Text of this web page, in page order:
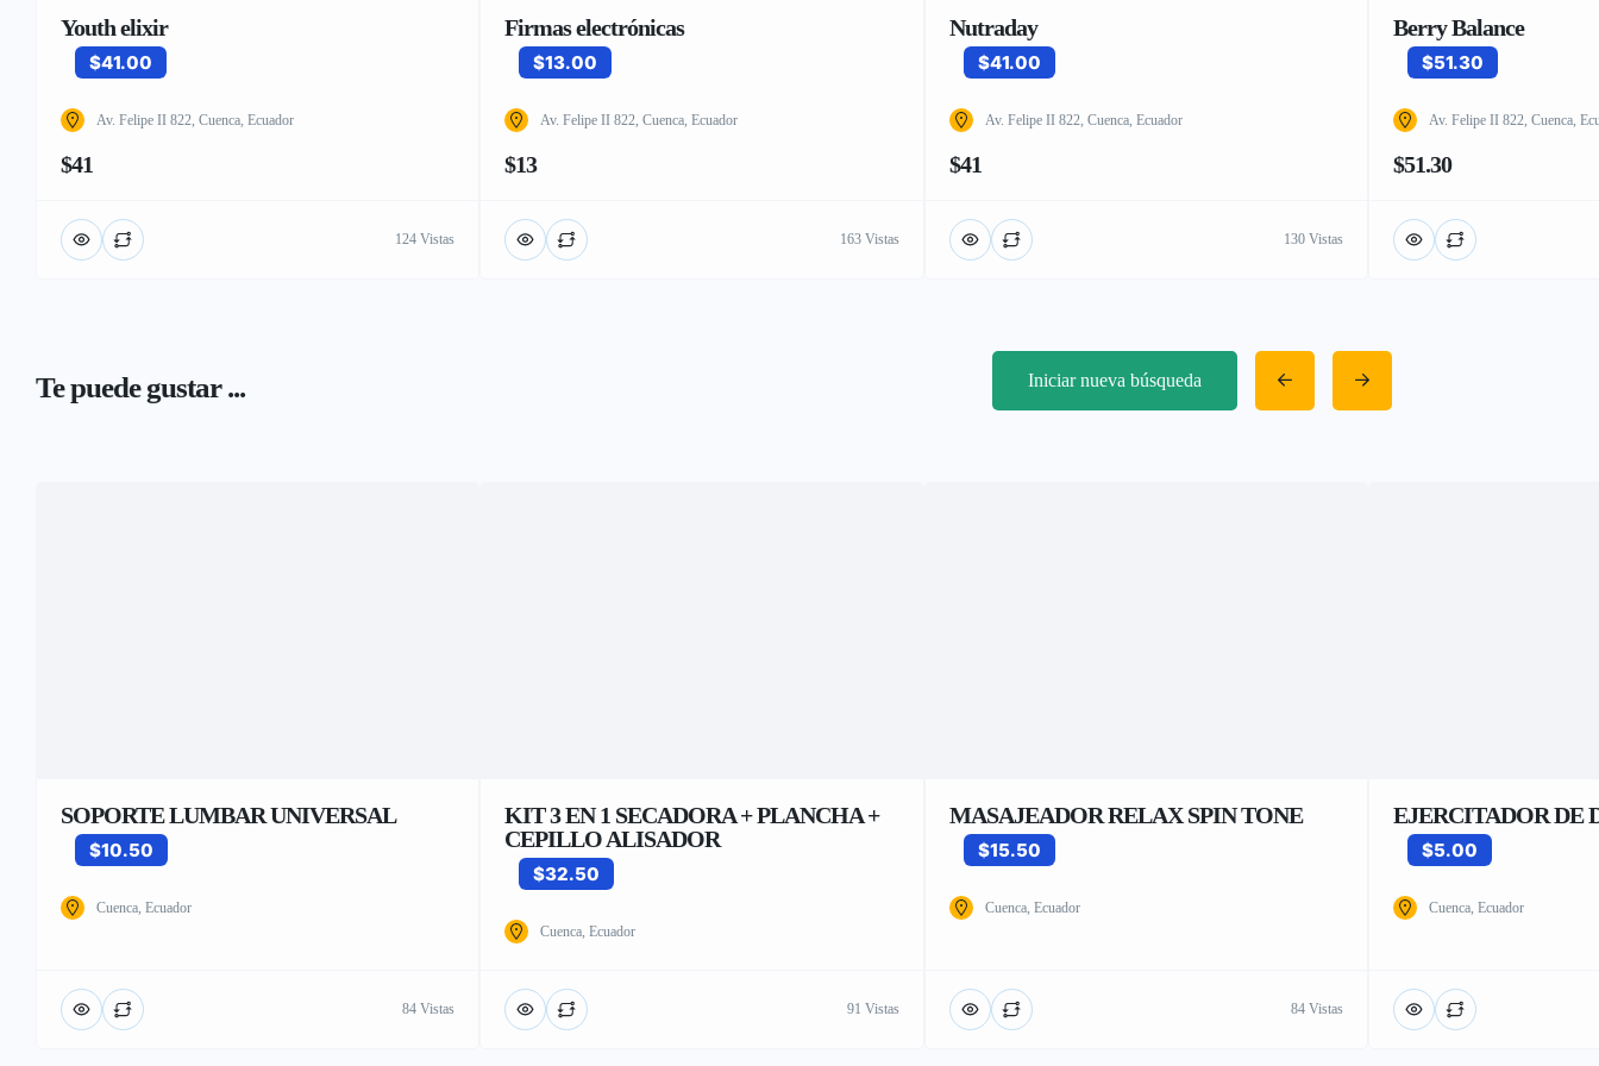
Youth elixir
$41.00
Av. Felipe II 822, Cuenca, Ecuador
$41
124 Vistas
Firmas electrónicas
$13.00
Av. Felipe II 822, Cuenca, Ecuador
$13
163 Vistas
Nutraday
$41.00
Av. Felipe II 822, Cuenca, Ecuador
$41
130 Vistas
Berry Balance
$51.30
Av. Felipe II 822, Cuenca,
$51.30
Te puede gustar ... Iniciar nueva búsqueda
SOPORTE LUMBAR UNIVERSAL
$10.50
Cuenca, Ecuador
84 Vistas
KIT 3 EN 1 SECADORA + PLANCHA +
CEPILLO ALISADOR
$32.50
Cuenca, Ecuador
91 Vistas
MASAJEADOR RELAX SPIN TONE
$15.50
Cuenca, Ecuador
84 Vistas
EJERCITADOR DE
$5.00
Cuenca, Ecuador